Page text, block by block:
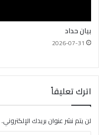
بيان حداد
2026-07-31
اترك تعليقاً
لن يتم نشر عنوان بريدك الإلكتروني.